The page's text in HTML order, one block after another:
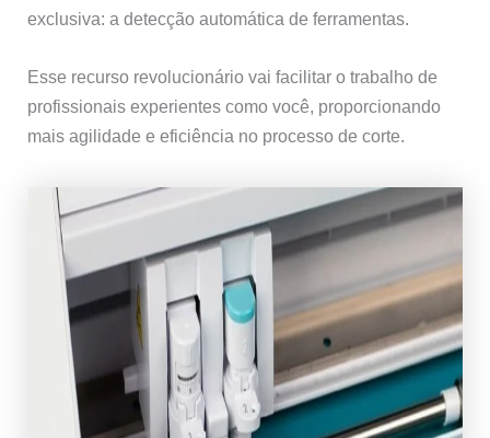
exclusiva: a detecção automática de ferramentas.
Esse recurso revolucionário vai facilitar o trabalho de
profissionais experientes como você, proporcionando
mais agilidade e eficiência no processo de corte.